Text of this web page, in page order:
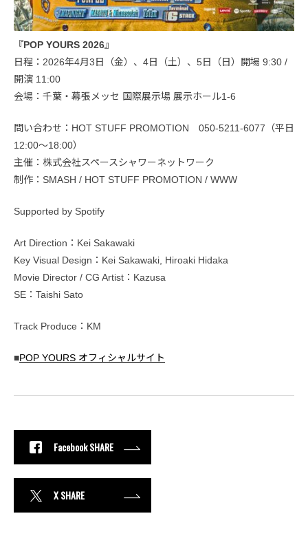
『POP YOURS 2026』
日程：2026年4月3日（金）、4日（土）、5日（日）開場 9:30 /
開演 11:00
会場：千葉・幕張メッセ 国際展示場 展示ホール1-6
問い合わせ：HOT STUFF PROMOTION 050-5211-6077（平日
12:00〜18:00）
主催：株式会社スペースシャワーネットワーク
制作：SMASH / HOT STUFF PROMOTION / WWW
Supported by Spotify
Art Direction：Kei Sakawaki
Key Visual Design：Kei Sakawaki, Hiroaki Hidaka
Movie Director / CG Artist：Kazusa
SE：Taishi Sato
Track Produce：KM
■POP YOURS オフィシャルサイト
Facebook SHARE
X SHARE